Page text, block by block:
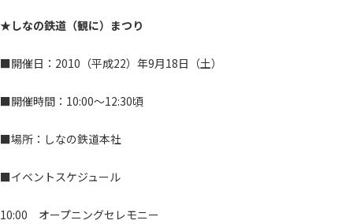
★しなの鉄道（観に）まつり
■開催日：2010（平成22）年9月18日（土）
■開催時間：10:00～12:30頃
■場所：しなの鉄道本社
■イベントスケジュール
10:00 オープニングセレモニー